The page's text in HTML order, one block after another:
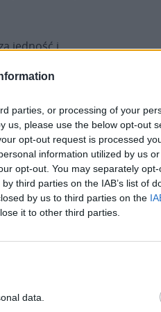
parties, or processing of your
us, please use the below opt-out
opt-out request is processed
information utilized by us
opt-out. You may separately
third parties on the IAB’s list of
by us to third parties on the
it to other third parties.
data.
jedność i
Zaznaczył,
naturalnych
przypomnieć
spowszedniały,
Dziękując
ale także
wiecznym i
Francji. Do jego
Maria od św. Klary
– Ludwika